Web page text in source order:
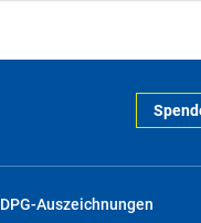
DPG-Auszeichnungen